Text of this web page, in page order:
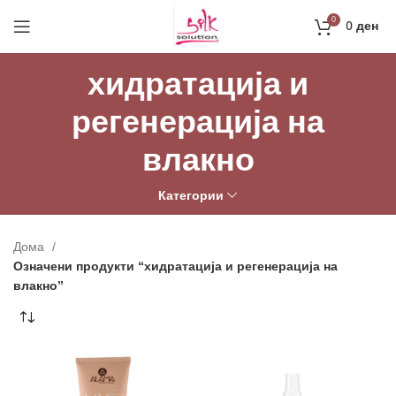
0 0ден
хидратација и
регенерација на
влакно
Категории
Дома
Означени продукти “хидратација и регенерација на
влакно”
Направи профил и добиј на меил код за 10%
попуст на прва нарачка